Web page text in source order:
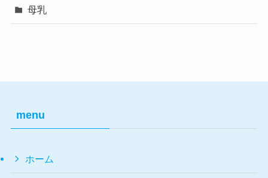
母乳
menu
ホーム